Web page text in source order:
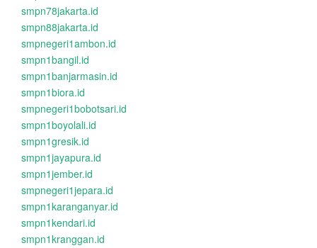
smpn78jakarta.id
smpn88jakarta.id
smpnegeri1ambon.id
smpn1bangil.id
smpn1banjarmasin.id
smpn1biora.id
smpnegeri1bobotsari.id
smpn1boyolali.id
smpn1gresik.id
smpn1jayapura.id
smpn1jember.id
smpnegeri1jepara.id
smpn1karanganyar.id
smpn1kendari.id
smpn1kranggan.id